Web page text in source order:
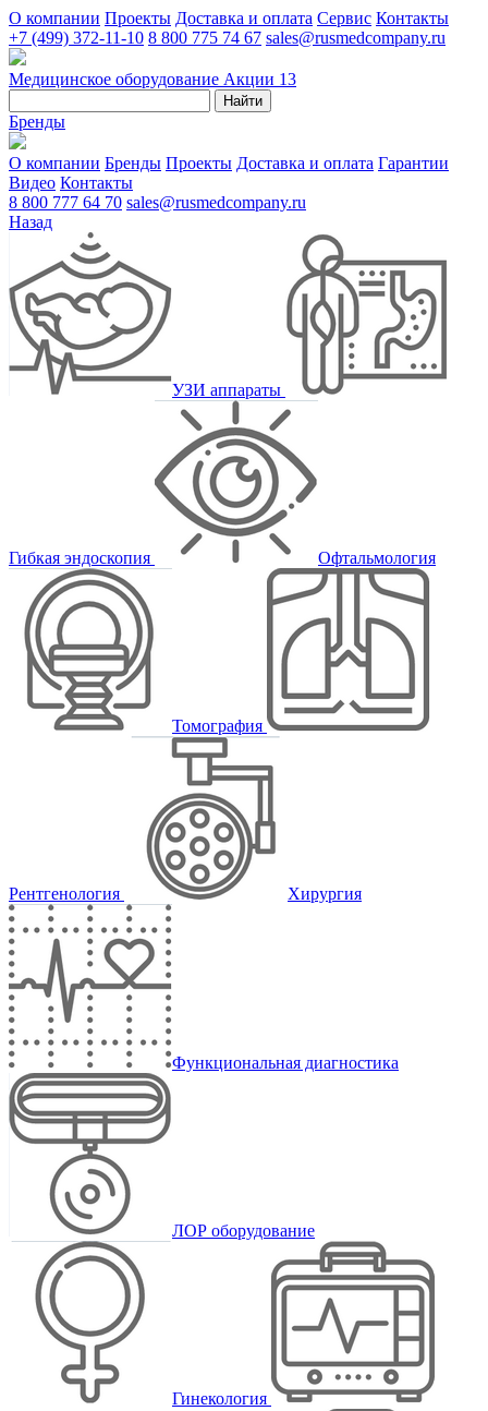
О компании Проекты Доставка и оплата Сервис Контакты
+7 (499) 372-11-10 8 800 775 74 67 sales@rusmedcompany.ru
Медицинское оборудование Акции 13
Найти
Бренды
О компании Бренды Проекты Доставка и оплата Гарантии
Видео Контакты
8 800 777 64 70 sales@rusmedcompany.ru
Назад
УЗИ аппараты
Гибкая эндоскопия Офтальмология
Томография
Рентгенология Хирургия
Функциональная диагностика
ЛОР оборудование
Гинекология